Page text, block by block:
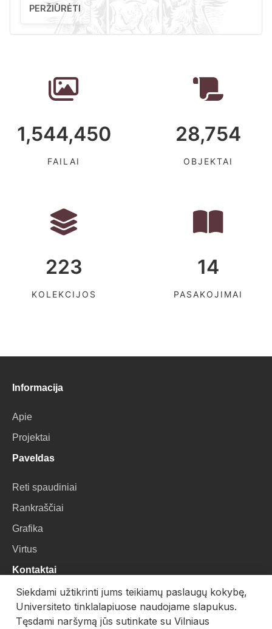
PERŽIŪRĖTI
1,544,450
FAILAI
28,754
OBJEKTAI
223
KOLEKCIJOS
14
PASAKOJIMAI
Informacija
Apie
Projektai
Paveldas
Reti spaudiniai
Rankraščiai
Grafika
Virtus
Kontaktai
VU Biblioteka
Universiteto g. 3, LT-01122, Vilnius
Siekdami užtikrinti jums teikiamų paslaugų kokybę,
Universiteto tinklalapiuose naudojame slapukus.
Tęsdami naršymą jūs sutinkate su Vilniaus